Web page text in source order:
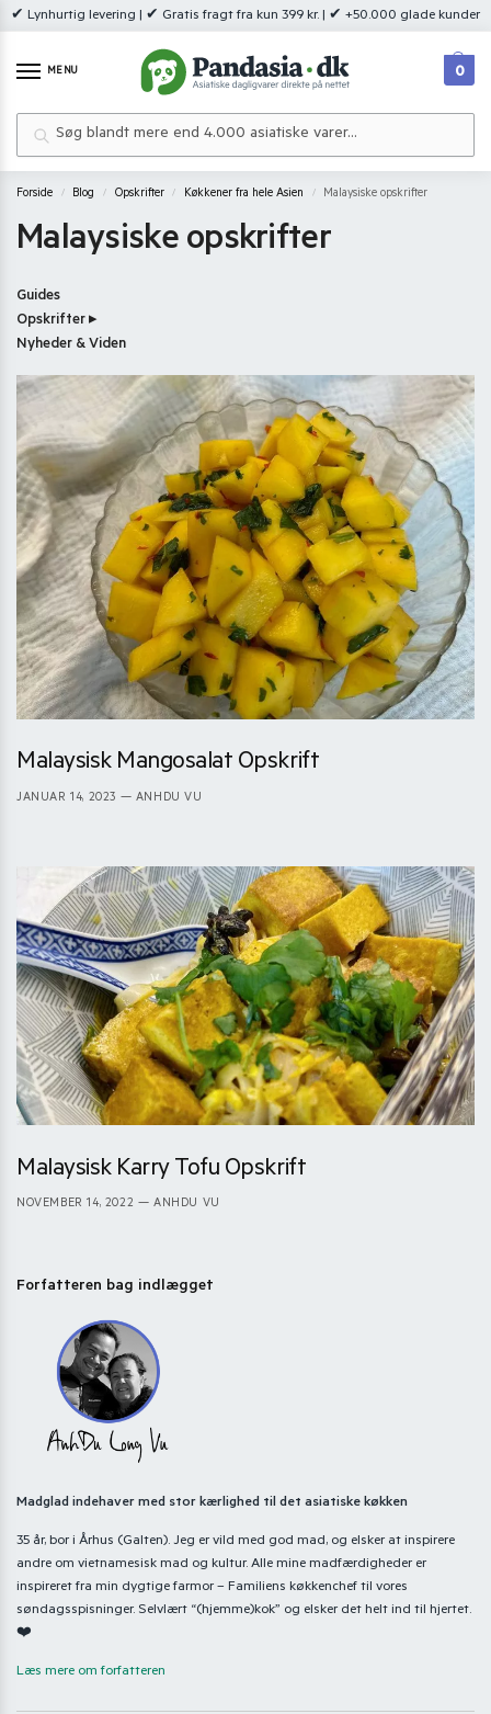
✔ Lynhurtig levering | ✔ Gratis fragt fra kun 399 kr. | ✔ +50.000 glade kunder
MENU 0
Forside / Blog / Opskrifter / Køkkener fra hele Asien / Malaysiske opskrifter
Malaysiske opskrifter
Guides
Opskrifter ▸
Nyheder & Viden
Malaysisk Mangosalat Opskrift
JANUAR 14, 2023 — ANHDU VU
Malaysisk Karry Tofu Opskrift
NOVEMBER 14, 2022 — ANHDU VU
Forfatteren bag indlægget
Madglad indehaver med stor kærlighed til det asiatiske køkken
35 år, bor i Århus (Galten). Jeg er vild med god mad, og elsker at inspirere
andre om vietnamesisk mad og kultur. Alle mine madfærdigheder er
inspireret fra min dygtige farmor – Familiens køkkenchef til vores
søndagsspisninger. Selvlært “(hjemme)kok” og elsker det helt ind til hjertet.
❤️
Læs mere om forfatteren